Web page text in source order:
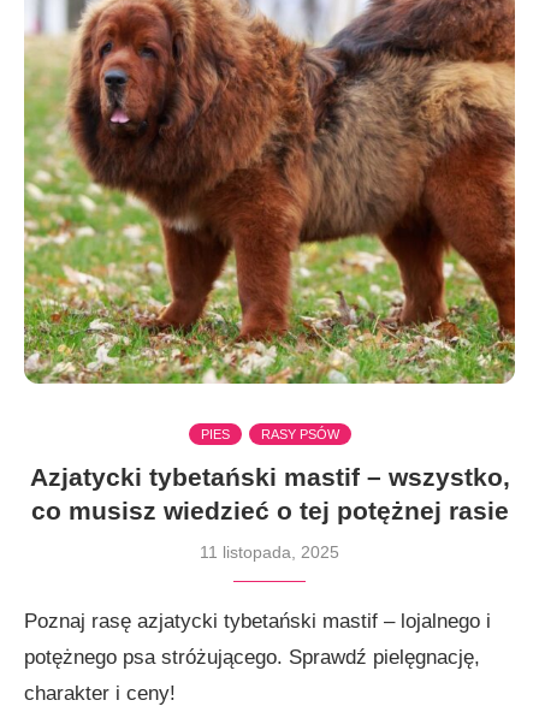
PIES RASY PSÓW
Azjatycki tybetański mastif – wszystko,
co musisz wiedzieć o tej potężnej rasie
11 listopada, 2025
Poznaj rasę azjatycki tybetański mastif – lojalnego i
potężnego psa stróżującego. Sprawdź pielęgnację,
charakter i ceny!